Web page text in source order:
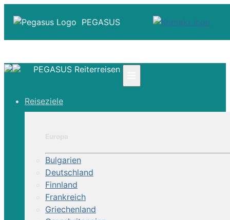
PEGASUS
☎ Deutschland 0800 - 505 18 01
Über Uns
PEGASUS Reiterreisen
Reiseziele
Bulgarien
Deutschland
Finnland
Frankreich
Griechenland